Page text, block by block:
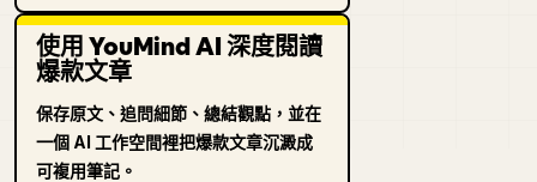
使用 YouMind AI 深度閱讀
爆款文章
保存原文、追問細節、總結觀點，並在
一個 AI 工作空間裡把爆款文章沉澱成
可複用筆記。